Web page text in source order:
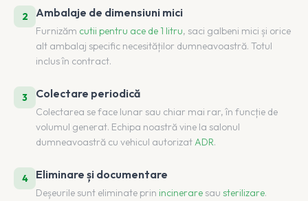
2 Ambalaje de dimensiuni mici
Furnizăm cutii pentru ace de 1 litru, saci galbeni mici și orice
alt ambalaj specific necesităților dumneavoastră. Totul
inclus în contract.
3 Colectare periodică
Colectarea se face lunar sau chiar mai rar, în funcție de
volumul generat. Echipa noastră vine la salonul
dumneavoastră cu vehicul autorizatADR.
4 Eliminare și documentare
Deșeurile sunt eliminate prin incinerare sau sterilizare.